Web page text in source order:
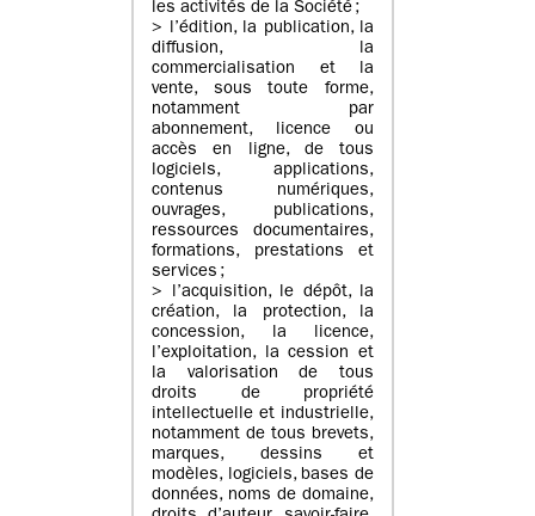
les activités de la Société ;
> l’édition, la publication, la
diffusion, la
commercialisation et la
vente, sous toute forme,
notamment par
abonnement, licence ou
accès en ligne, de tous
logiciels, applications,
contenus numériques,
ouvrages, publications,
ressources documentaires,
formations, prestations et
services ;
> l’acquisition, le dépôt, la
création, la protection, la
concession, la licence,
l’exploitation, la cession et
la valorisation de tous
droits de propriété
intellectuelle et industrielle,
notamment de tous brevets,
marques, dessins et
modèles, logiciels, bases de
données, noms de domaine,